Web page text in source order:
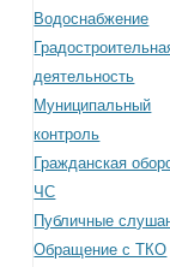
Водоснабжение
деятельность
Муниципальный
контроль
Гражданская
ЧС
Публичные
Обращение с ТКО